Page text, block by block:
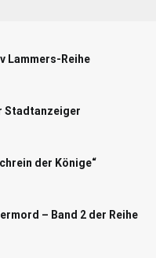
Lammers-Reihe
Stadtanzeiger
der Könige“
– Band 2 der Reihe